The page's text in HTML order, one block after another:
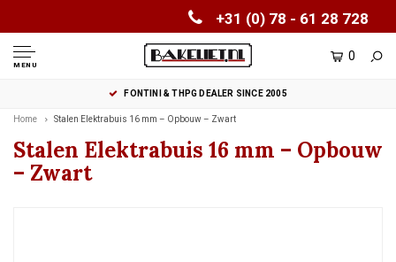
+31 (0) 78 - 61 28 728
MENU
0
FONTINI & THPG DEALER SINCE 2005
Home Stalen Elektrabuis 16 mm – Opbouw – Zwart
Stalen Elektrabuis 16 mm – Opbouw
– Zwart